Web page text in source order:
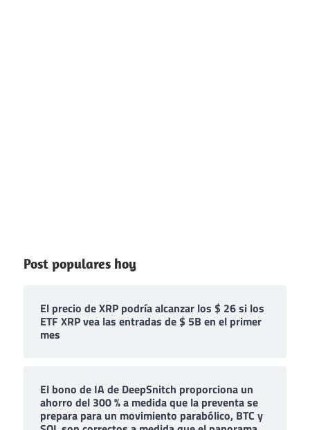
Post populares hoy
El precio de XRP podría alcanzar los $ 26 si los
ETF XRP vea las entradas de $ 5B en el primer
mes
El bono de IA de DeepSnitch proporciona un
ahorro del 300 % a medida que la preventa se
prepara para un movimiento parabólico, BTC y